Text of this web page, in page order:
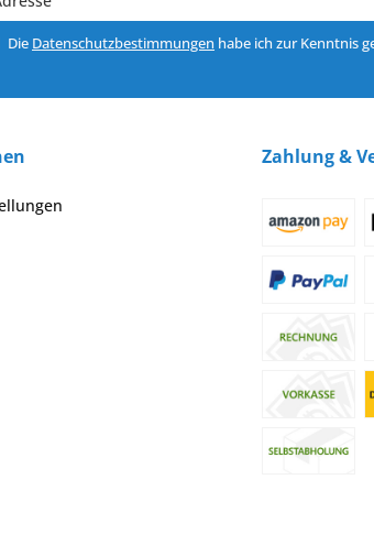
Die Datenschutzbestimmungen habe ich zur Kenntnis
Zahlung &